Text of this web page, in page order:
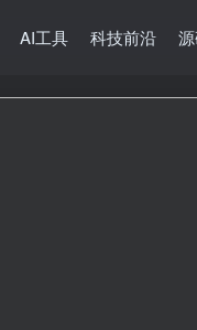
AI工具 科技前沿